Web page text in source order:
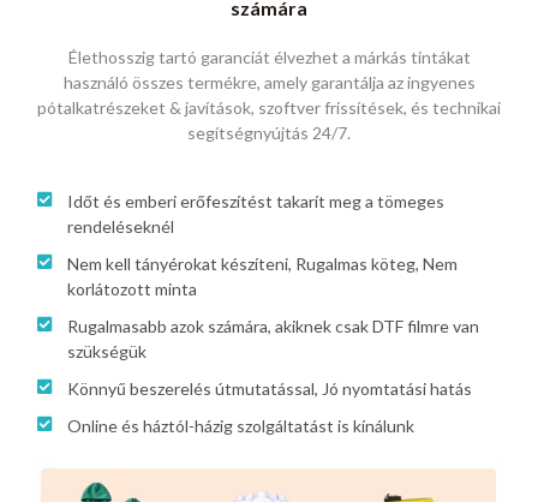
számára
Élethosszig tartó garanciát élvezhet a márkás tintákat
használó összes termékre, amely garantálja az ingyenes
pótalkatrészeket & javítások, szoftver frissítések, és technikai
segítségnyújtás 24/7.
Időt és emberi erőfeszítést takarít meg a tömeges
rendeléseknél
Nem kell tányérokat készíteni, Rugalmas köteg, Nem
korlátozott minta
Rugalmasabb azok számára, akiknek csak DTF filmre van
szükségük
Könnyű beszerelés útmutatással, Jó nyomtatási hatás
Online és háztól-házig szolgáltatást is kínálunk